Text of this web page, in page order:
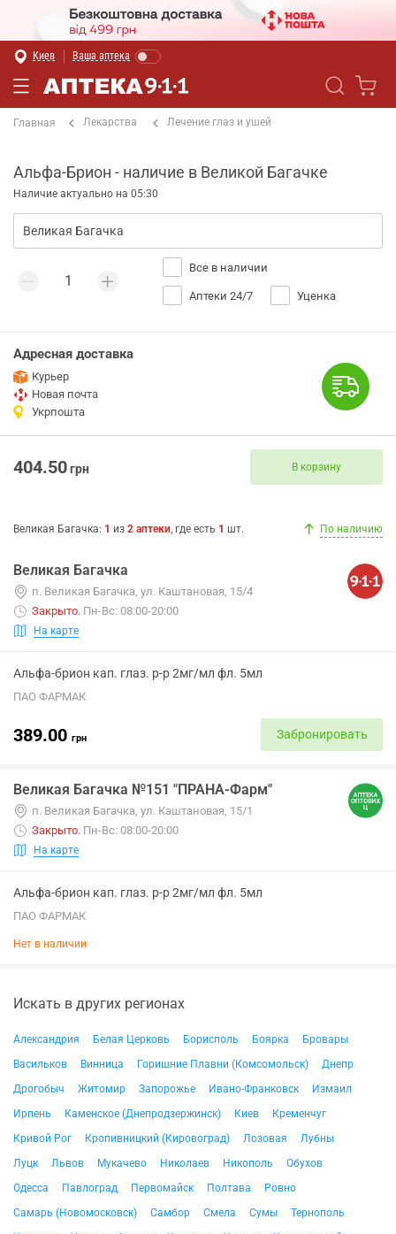
Киев Ваша аптека
Главная Лекарства Лечение глаз и ушей
Альфа-Брион - наличие в Великой Багачке
Наличие актуально на 05:30
Все в наличии
Аптеки 24/7 Уценка
Адресная доставка
Курьер
Новая почта
Укрпошта
404.50грн В корзину
Великая Багачка: 1 из 2 аптеки, где есть 1 шт. По наличию
Великая Багачка
п. Великая Багачка, ул. Каштановая, 15/4
Закрыто. Пн-Вс: 08:00-20:00
На карте
Альфа-брион кап. глаз. р-р 2мг/мл фл. 5мл
ПАО ФАРМАК
389.00 грн Забронировать
Великая Багачка №151 "ПРАНА-Фарм"
п. Великая Багачка, ул. Каштановая, 15/1
Закрыто. Пн-Вс: 08:00-20:00
На карте
Альфа-брион кап. глаз. р-р 2мг/мл фл. 5мл
ПАО ФАРМАК
Нет в наличии
Искать в других регионах
Александрия Белая Церковь Борисполь Боярка
Бровары
Васильков
Винница Горишние Плавни (Комсомольск)
Днепр
Дрогобыч
Житомир Запорожье Ивано-Франковск
Измаил
Ирпень
Каменское (Днепродзержинск) Киев
Кременчуг
Кривой Рог
Кропивницкий (Кировоград) Лозовая
Лубны
Луцк
Львов Мукачево Николаев Никополь
Обухов
Одесса
Павлоград Первомайск Полтава
Ровно
Самарь (Новомосковск)
Самбор Смела Сумы
Тернополь